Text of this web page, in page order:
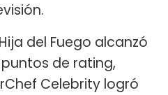
del Fuego alcanzó
puntos de rating,
Celebrity logró